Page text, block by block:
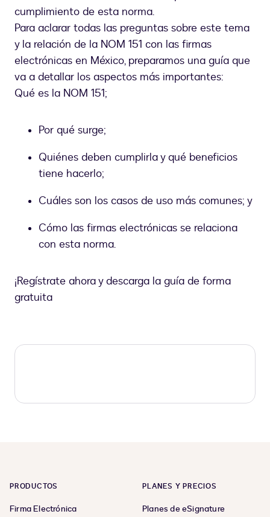
cumplimiento de esta norma.
Para aclarar todas las preguntas sobre este tema
y la relación de la NOM 151 con las firmas
electrónicas en México, preparamos una guía que
va a detallar los aspectos más importantes:
Qué es la NOM 151;
Por qué surge;
Quiénes deben cumplirla y qué beneficios
tiene hacerlo;
Cuáles son los casos de uso más comunes; y
Cómo las firmas electrónicas se relaciona
con esta norma.
¡Regístrate ahora y descarga la guía de forma
gratuita
PRODUCTOS
Firma Electrónica
PLANES Y PRECIOS
Planes de eSignature